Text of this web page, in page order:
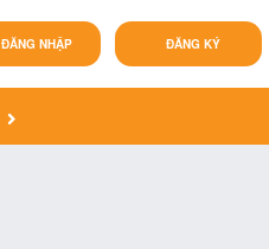
ĐĂNG KÝ
ĐĂNG NHẬP